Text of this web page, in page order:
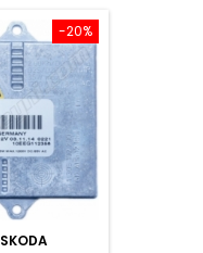
-20%
SKODA